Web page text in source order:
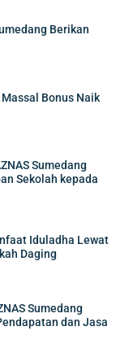
Berikan
Bonus Naik
Sumedang
Sekolah kepada
Iduladha Lewat
Daging
Sumedang
dan Jasa